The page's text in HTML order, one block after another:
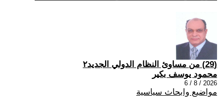
(29) من مساوئ النظام الدولي الجديد٢
محمود يوسف بكير
2026 / 8 / 6
مواضيع وابحاث سياسية